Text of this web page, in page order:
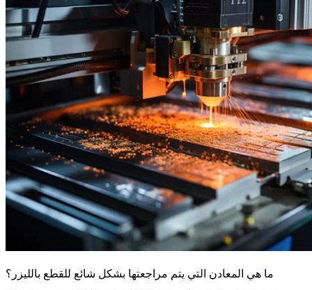
ما هي المعادن التي يتم مراجعتها بشكل شائع للقطع بالليزر؟